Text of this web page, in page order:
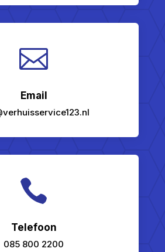

Email

Telefoon
085 800 2200